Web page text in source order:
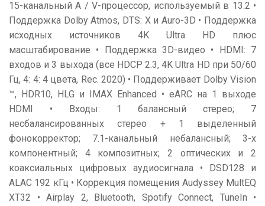
15-канальный A / V-процессор, используемый в 13.2 •
Поддержка Dolby Atmos, DTS: X и Auro-3D • Поддержка
исходных источников 4K Ultra HD плюс
масштабирование • Поддержка 3D-видео • HDMI: 7
входов и 3 выхода (все HDCP 2.3, 4K Ultra HD при 50/60
Гц, 4: 4: 4 цвета, Rec. 2020) • Поддерживает Dolby Vision
™, HDR10, HLG и IMAX Enhanced • eARC на 1 выходе
HDMI • Входы: 1 балансный стерео; 7
несбалансированных стерео + 1 выделенный
фонокорректор; 7.1-канальный небалансный; 3-х
компонентный; 4 композитных; 2 оптических и 2
коаксиальных цифровых аудиосигнала • DSD128 и
ALAC 192 кГц • Коррекция помещения Audyssey MultEQ
XT32 • Airplay 2, Bluetooth, Spotify Connect, TuneIn •